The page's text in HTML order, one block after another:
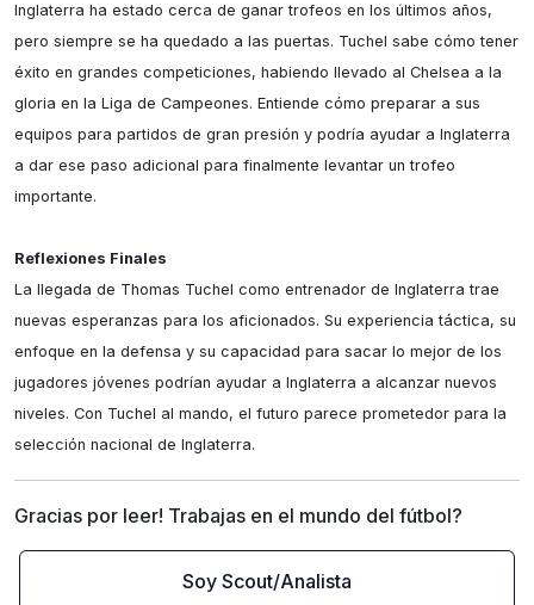
Inglaterra ha estado cerca de ganar trofeos en los últimos años,
pero siempre se ha quedado a las puertas. Tuchel sabe cómo tener
éxito en grandes competiciones, habiendo llevado al Chelsea a la
gloria en la Liga de Campeones. Entiende cómo preparar a sus
equipos para partidos de gran presión y podría ayudar a Inglaterra
a dar ese paso adicional para finalmente levantar un trofeo
importante.
Reflexiones Finales
La llegada de Thomas Tuchel como entrenador de Inglaterra trae
nuevas esperanzas para los aficionados. Su experiencia táctica, su
enfoque en la defensa y su capacidad para sacar lo mejor de los
jugadores jóvenes podrían ayudar a Inglaterra a alcanzar nuevos
niveles. Con Tuchel al mando, el futuro parece prometedor para la
selección nacional de Inglaterra.
Gracias por leer! Trabajas en el mundo del fútbol?
Soy Scout/Analista